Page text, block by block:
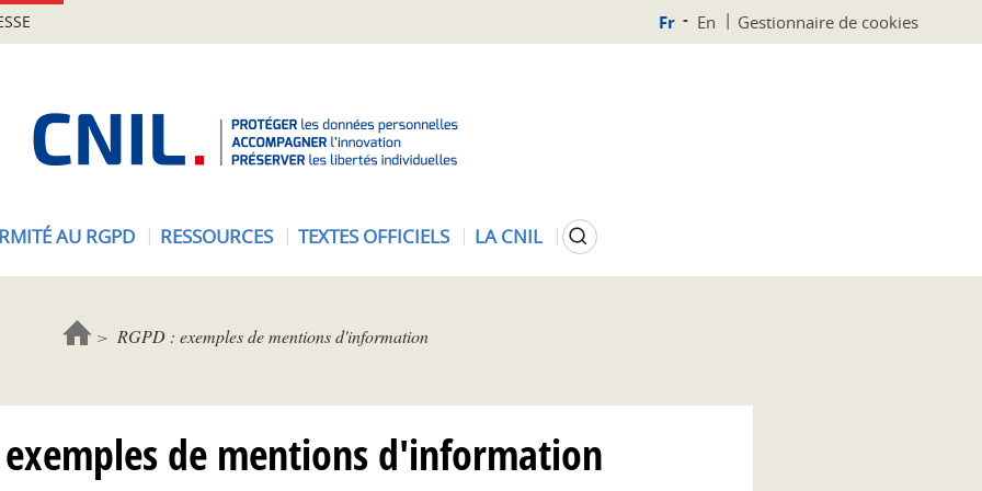
Fr En Gestionnaire de cookies
AU RGPD RESSOURCES TEXTES OFFICIELS LA CNIL Rechercher
RGPD : exemples de mentions d'information
exemples de mentions d'information